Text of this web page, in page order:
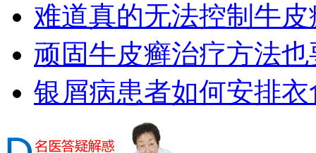
难道真的无法控制牛
顽固牛皮癣治疗方法也
银屑病患者如何安排